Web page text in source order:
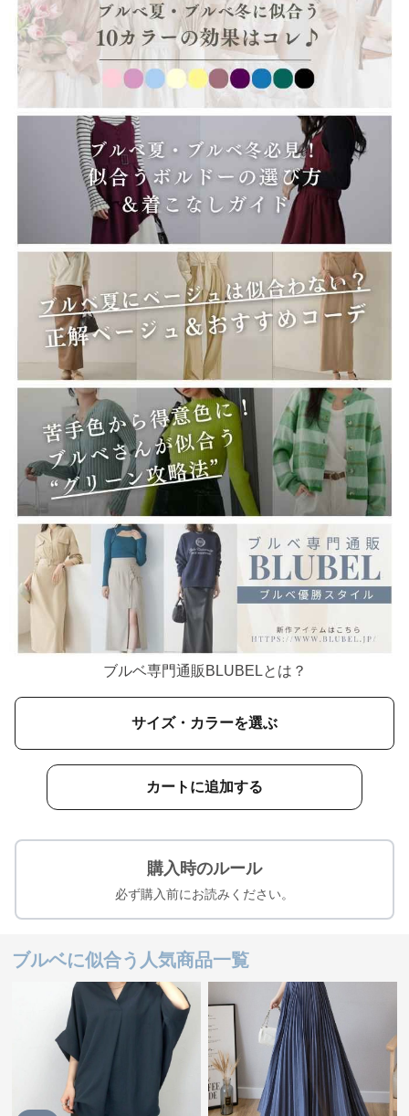
ブルベ専門通販BLUBELとは？
サイズ・カラーを選ぶ
カートに追加する
購入時のルール
必ず購入前にお読みください。
ブルベに似合う人気商品一覧